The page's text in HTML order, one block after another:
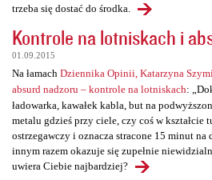
trzeba się dostać do środka.
Kontrole na lotniskach i
01.09.2015
Na łamach Dziennika Opinii, Katarzyna
absurd nadzoru – kontrole na lotniskach:
ładowarka, kawałek kabla, but na
metalu gdzieś przy ciele, czy coś w kształcie
ostrzegawczy i oznacza stracone 15 minut na
innym razem okazuje się zupełnie
uwiera Ciebie najbardziej?